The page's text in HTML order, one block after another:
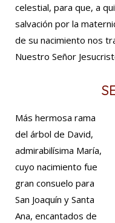
celestial, para que, a
salvación por la
de su nacimiento nos
Nuestro Señor
Más hermosa rama
del árbol de David,
admirabilísima María,
cuyo nacimiento fue
gran consuelo para
San Joaquín y Santa
Ana, encantados de